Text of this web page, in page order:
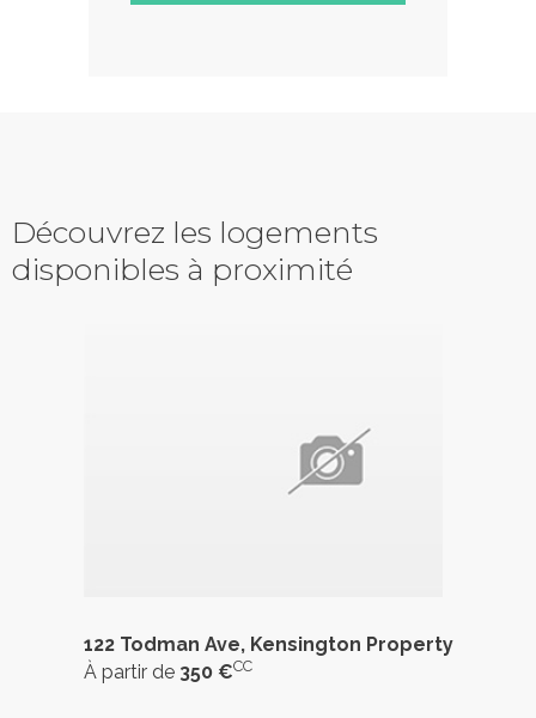
Découvrez les logements
disponibles à proximité
122 Todman Ave, Kensington Property
À partir de 350 €CC